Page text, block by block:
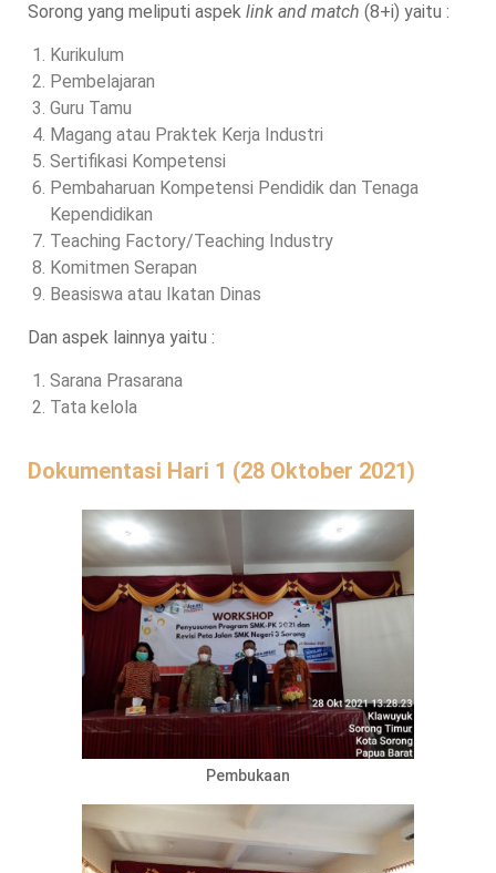
Sorong yang meliputi aspek link and match (8+i) yaitu :
Kurikulum
Pembelajaran
Guru Tamu
Magang atau Praktek Kerja Industri
Sertifikasi Kompetensi
Pembaharuan Kompetensi Pendidik dan Tenaga
Kependidikan
Teaching Factory/Teaching Industry
Komitmen Serapan
Beasiswa atau Ikatan Dinas
Dan aspek lainnya yaitu :
Sarana Prasarana
Tata kelola
Dokumentasi Hari 1 (28 Oktober 2021)
Pembukaan